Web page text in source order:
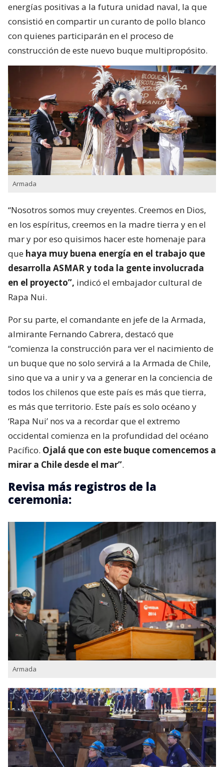
energías positivas a la futura unidad naval, la que
consistió en compartir un curanto de pollo blanco
con quienes participarán en el proceso de
construcción de este nuevo buque multipropósito.
Armada
“Nosotros somos muy creyentes. Creemos en Dios,
en los espíritus, creemos en la madre tierra y en el
mar y por eso quisimos hacer este homenaje para
que haya muy buena energía en el trabajo que
desarrolla ASMAR y toda la gente involucrada
en el proyecto”, indicó el embajador cultural de
Rapa Nui.
Por su parte, el comandante en jefe de la Armada,
almirante Fernando Cabrera, destacó que
“comienza la construcción para ver el nacimiento de
un buque que no solo servirá a la Armada de Chile,
sino que va a unir y va a generar en la conciencia de
todos los chilenos que este país es más que tierra,
es más que territorio. Este país es solo océano y
‘Rapa Nui’ nos va a recordar que el extremo
occidental comienza en la profundidad del océano
Pacífico. Ojalá que con este buque comencemos a
mirar a Chile desde el mar”.
Revisa más registros de la
ceremonia:
Armada